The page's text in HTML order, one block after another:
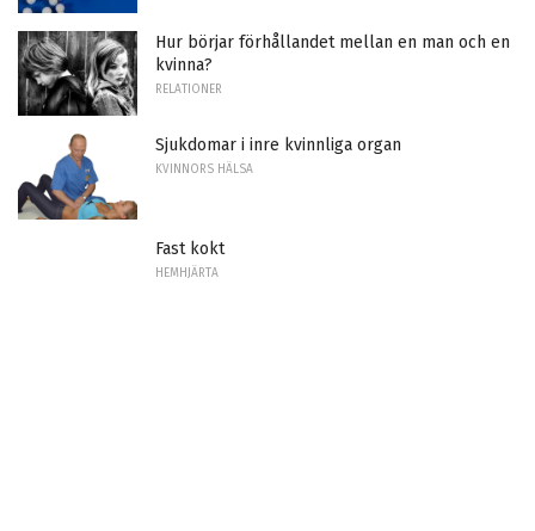
Hur börjar förhållandet mellan en man och en
kvinna?
RELATIONER
Sjukdomar i inre kvinnliga organ
KVINNORS HÄLSA
Fast kokt
HEMHJÄRTA